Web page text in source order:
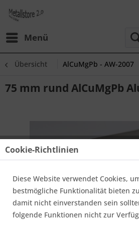
Menü
Übersicht AlCuMgPb - AW-2007
75 mm rund AlCuMgPb
Cookie-Richtlinien
Diese Website verwendet Cookies,
bestmögliche Funktionalität bieten
damit nicht einverstanden sein
folgende Funktionen nicht zur